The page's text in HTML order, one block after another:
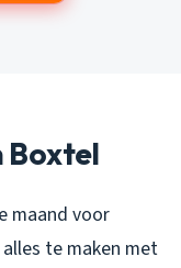
Boxtel
maand voor
te maken met